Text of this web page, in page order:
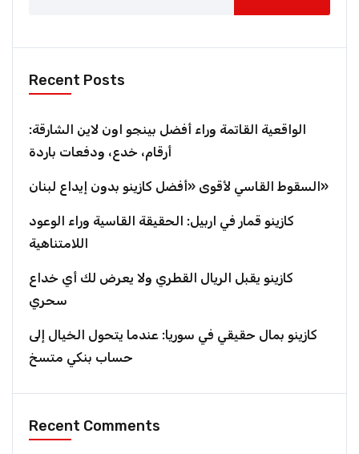
Recent Posts
الواقعية القاتمة وراء أفضل بينجو اون لاين الشارقة:
أرقام، خدع، ودفعات باردة
السقوط القاسي لأقوى «أفضل كازينو بدون إيداع لبنان»
كازينو قمار في اربيل: الحقيقة القاسية وراء الوعود
اللامتناهية
كازينو يقبل الريال القطري ولا يعرض لك أي خداع
سحري
كازينو بمال حقيقي في سوريا: عندما يتحول الخيال إلى
حساب بنكي متسخ
Recent Comments